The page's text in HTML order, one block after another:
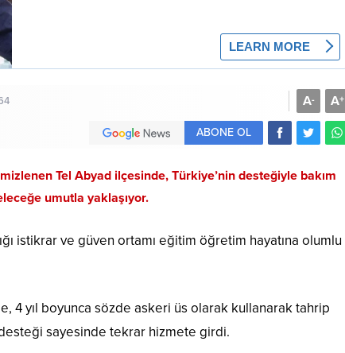
A+
A-
ABONE OL
Tel Abyad ilçesinde, Türkiye’nin desteğiyle bakım
umutla yaklaşıyor.
istikrar ve güven ortamı eğitim öğretim hayatına olumlu
4 yıl boyunca sözde askeri üs olarak kullanarak tahrip
sayesinde tekrar hizmete girdi.